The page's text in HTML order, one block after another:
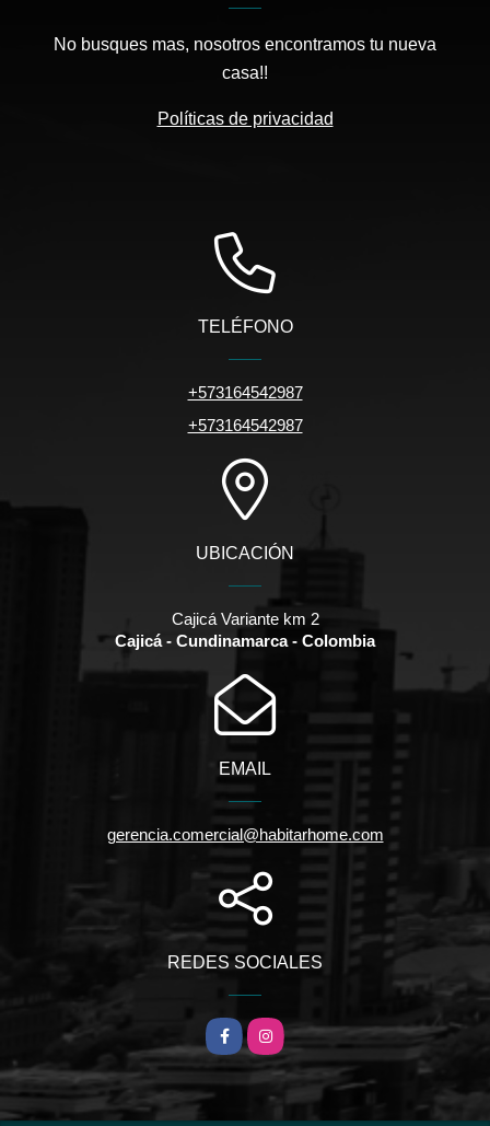
No busques mas, nosotros encontramos tu nueva
casa!!
Políticas de privacidad
TELÉFONO
+573164542987
+573164542987
UBICACIÓN
Cajicá Variante km 2
Cajicá - Cundinamarca - Colombia
EMAIL
gerencia.comercial@habitarhome.com
REDES SOCIALES
FacebookInstagram